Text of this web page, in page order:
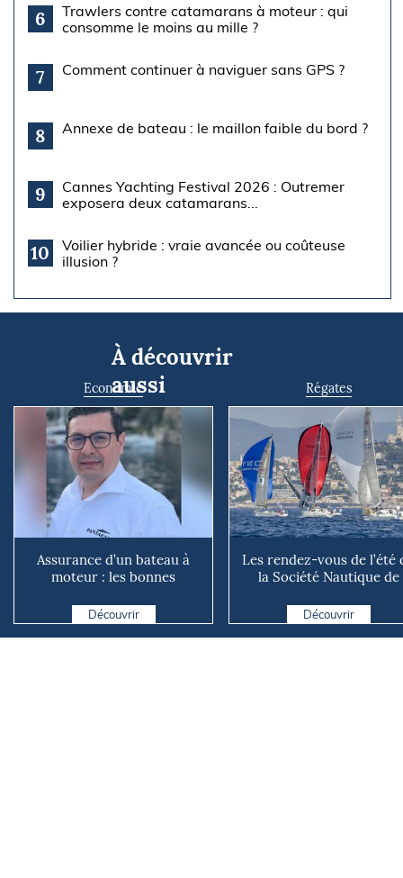
6
Trawlers contre catamarans à moteur : qui
consomme le moins au mille ?
7 Comment continuer à naviguer sans GPS ?
8 Annexe de bateau : le maillon faible du bord ?
9
Cannes Yachting Festival 2026 : Outremer
exposera deux catamarans...
10
Voilier hybride : vraie avancée ou coûteuse
illusion ?
À découvrir
aussi
Economie
Assurance d’un bateau à
moteur : les bonnes
d...
Découvrir
Régates
Les rendez-vous de l’été
la Société Nautique de
Découvrir